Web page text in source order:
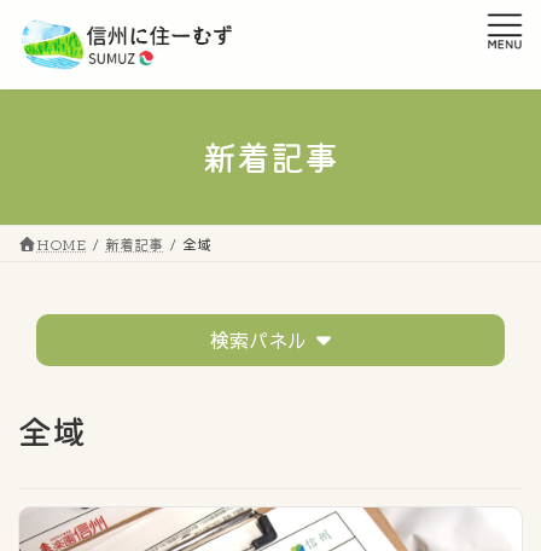
ン
プ
ー
動
新着記事
HOME 新着記事 全域
テーマ
すべてのタグ
移住者の声 イベントレポート
検索パネル
全域